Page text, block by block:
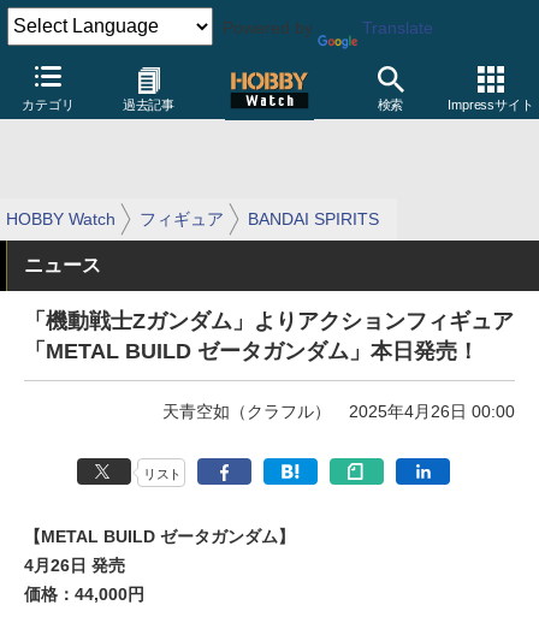
Powered by Translate
カテゴリ 過去記事 検索 Impressサイト
HOBBY Watch フィギュア BANDAI SPIRITS
ニュース
「機動戦士Zガンダム」よりアクションフィギュア
「METAL BUILD ゼータガンダム」本日発売！
天青空如（クラフル） 2025年4月26日 00:00
リスト
【METAL BUILD ゼータガンダム】
4月26日 発売
価格：44,000円